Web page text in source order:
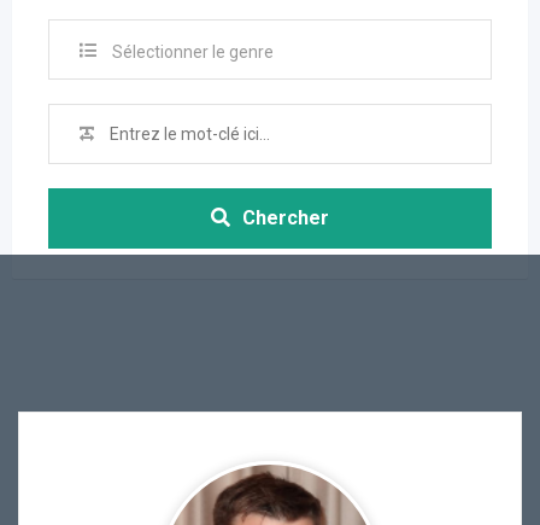
Sélectionner le genre
Chercher